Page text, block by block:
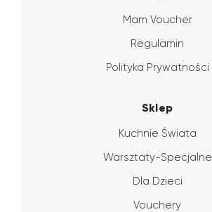
Mam Voucher
Regulamin
Polityka Prywatności
Sklep
Kuchnie Świata
Warsztaty-Specjalne
Dla Dzieci
Vouchery